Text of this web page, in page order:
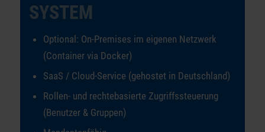
SYSTEM
Optional: On-Premises im eigenen Netzwerk
(Container via Docker)
SaaS / Cloud-Service (gehostet in Deutschland)
Rollen- und rechtebasierte Zugriffssteuerung
(Benutzer & Gruppen)